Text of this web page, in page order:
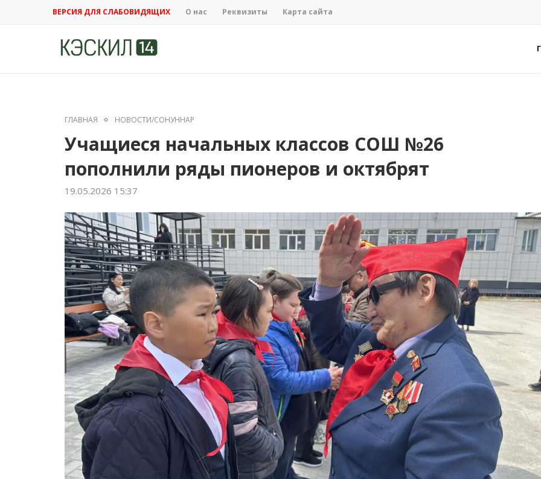
ВЕРСИЯ ДЛЯ СЛАБОВИДЯЩИХ О нас Реквизиты Карта сайта
ГЛАВНАЯ НОВОСТИ/СОНУННАР
Учащиеся начальных классов СОШ №26
пополнили ряды пионеров и октябрят
19.05.2026 15:37